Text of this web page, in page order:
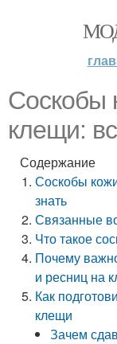
Соскобы
клещи:
Содержание
Соскобы
знать
Связанные
Что такое
Почему
и ресниц на
Как
клещи
Зачем